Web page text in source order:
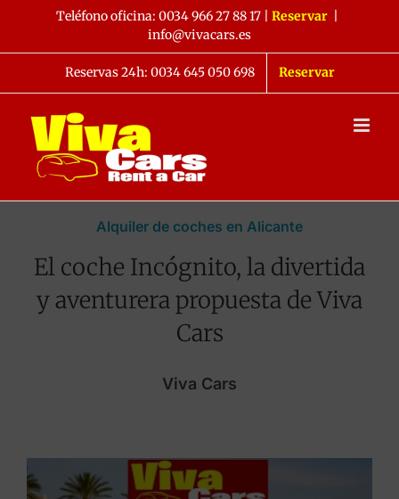
contenido
Teléfono oficina: 0034 966 27 88 17| Reservar
info@vivacars.es
Reservas 24h: 0034 645 050 698 Reservar
Alquiler de coches en Alicante
El coche Incógnito, la divertida
y aventurera propuesta de Viva
Cars
Viva Cars